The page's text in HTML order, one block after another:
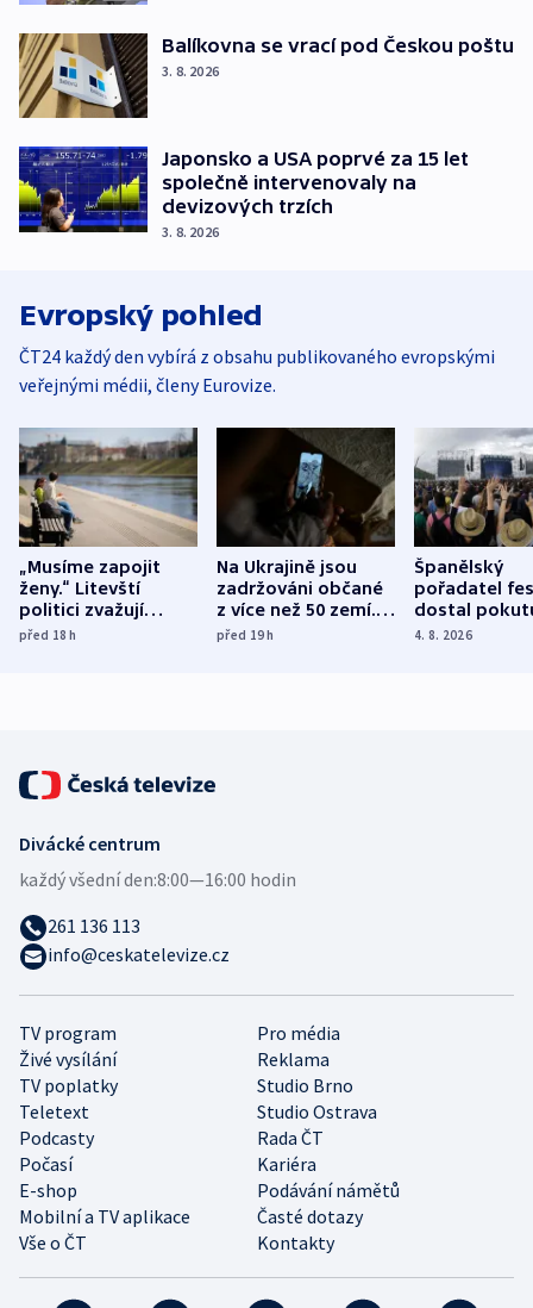
Balíkovna se vrací pod Českou poštu
3. 8. 2026
Japonsko a USA poprvé za 15 let
společně intervenovaly na
devizových trzích
3. 8. 2026
Evropský pohled
ČT24 každý den vybírá z obsahu publikovaného evropskými
veřejnými médii, členy Eurovize.
„Musíme zapojit
ženy.“ Litevští
politici zvažují
dohodu o
před 18h
Na Ukrajině jsou
zadržováni občané
z více než 50 zemí.
Bojovali na straně
před 19h
Španělský
pořadatel
dostal
nekalé
4. 8. 2026
TV program
Pro média
Živé vysílání
Reklama
TV poplatky
Studio Brno
Teletext
Studio Ostrava
Podcasty
Rada ČT
Počasí
Kariéra
E-shop
Podávání námětů
Mobilní a TV aplikace
Časté dotazy
Vše o ČT
Kontakty
Divácké centrum
každý všední den:8:00—16:00 hodin
261 136 113
info@ceskatelevize.cz